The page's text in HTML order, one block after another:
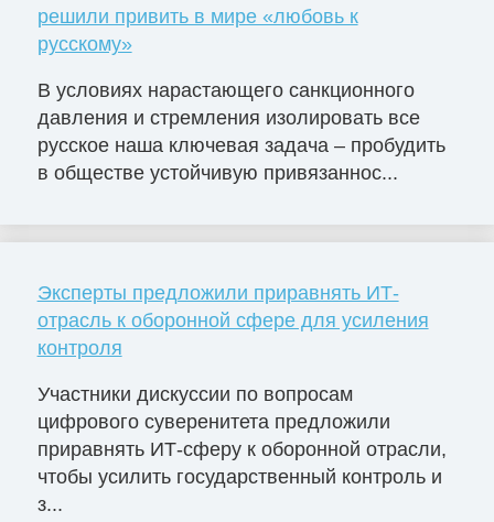
решили привить в мире «любовь к
русскому»
В условиях нарастающего санкционного
давления и стремления изолировать все
русское наша ключевая задача – пробудить
в обществе устойчивую привязаннос...
Эксперты предложили приравнять ИТ-
отрасль к оборонной сфере для усиления
контроля
Участники дискуссии по вопросам
цифрового суверенитета предложили
приравнять ИТ-сферу к оборонной отрасли,
чтобы усилить государственный контроль и
з...